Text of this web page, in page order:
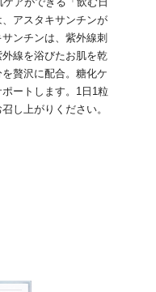
アスタキサンチンが
ンチンは、紫外線刺
線を浴びたお肌を乾
贅沢に配合。糖化ケ
ートします。1日1粒
し上がりください。